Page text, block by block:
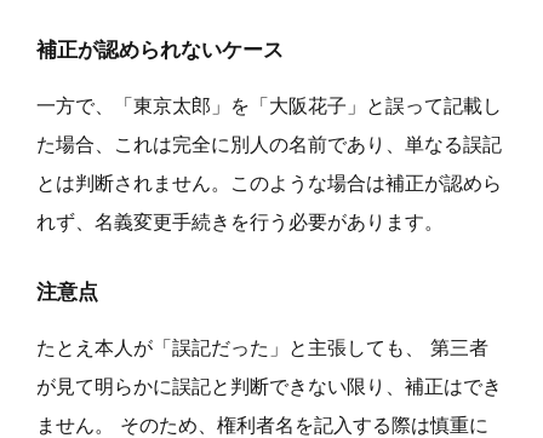
補正が認められないケース
一方で、「東京太郎」を「大阪花子」と誤って記載し
た場合、これは完全に別人の名前であり、単なる誤記
とは判断されません。このような場合は補正が認めら
れず、名義変更手続きを行う必要があります。
注意点
たとえ本人が「誤記だった」と主張しても、 第三者
が見て明らかに誤記と判断できない限り、補正はでき
ません。 そのため、権利者名を記入する際は慎重に